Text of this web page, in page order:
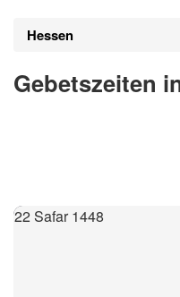
Hessen
Gebetszeiten
22 Safar 1448